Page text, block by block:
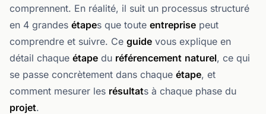
comprennent. En réalité, il suit un processus structuré
en 4 grandes étapes que toute entreprise peut
comprendre et suivre. Ce guide vous explique en
détail chaque étape du référencement naturel, ce qui
se passe concrètement dans chaque étape, et
comment mesurer les résultats à chaque phase du
projet.